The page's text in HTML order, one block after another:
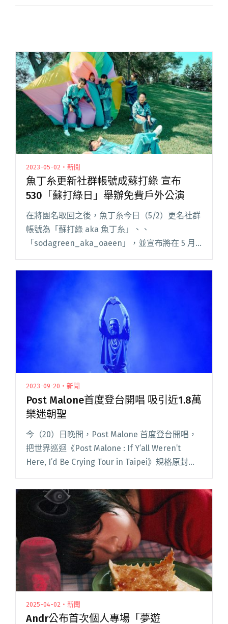
2023-05-02・新聞
魚丁糸更新社群帳號成蘇打綠 宣布
530「蘇打綠日」舉辦免費戶外公演
在將團名取回之後，魚丁糸今日（5/2）更名社群
帳號為「蘇打綠 aka 魚丁糸」、、
「sodagreen_aka_oaeen」，並宣布將在 5 月
30 日的「蘇打綠日」，回到 2017 年第一天的故
事，於晚間 7 點半在兩廳院藝文廣場帶來《閱讀
打綠日」舉辦免費戶外公演"
2023-09-20・新聞
Post Malone首度登台開唱 吸引近1.8萬
樂迷朝聖
今（20）日晚間，Post Malone 首度登台開唱，
把世界巡迴《Post Malone : If Y’all Weren’t
Here, I’d Be Crying Tour in Taipei》規格原封不
度登台開唱 吸引近1.8萬樂迷朝聖"
2025-04-02・新聞
Andr公布首次個人專場「夢遊